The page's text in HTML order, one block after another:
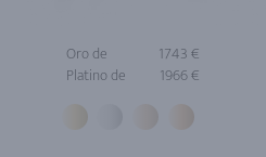
Oro de
1743 €
Platino de
1966 €